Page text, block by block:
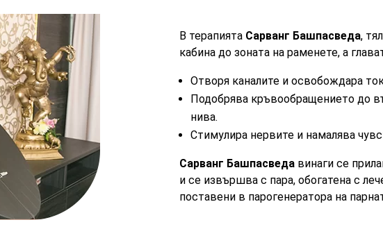
В терапията Сарванг Башпасведа,
кабина до зоната на раменете, а
Отворя каналите и освобождара
Подобрява кръвообращението до
нива.
Стимулира нервите и намалява
Сарванг Башпасведавинаги се
и се извършва с пара, обогатена с
поставени в парогенератора на